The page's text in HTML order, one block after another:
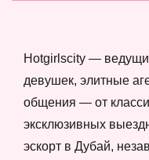
Hotgirlscity —
девушек, элитные
общения — от
эксклюзивных
эскорт в Дубай,